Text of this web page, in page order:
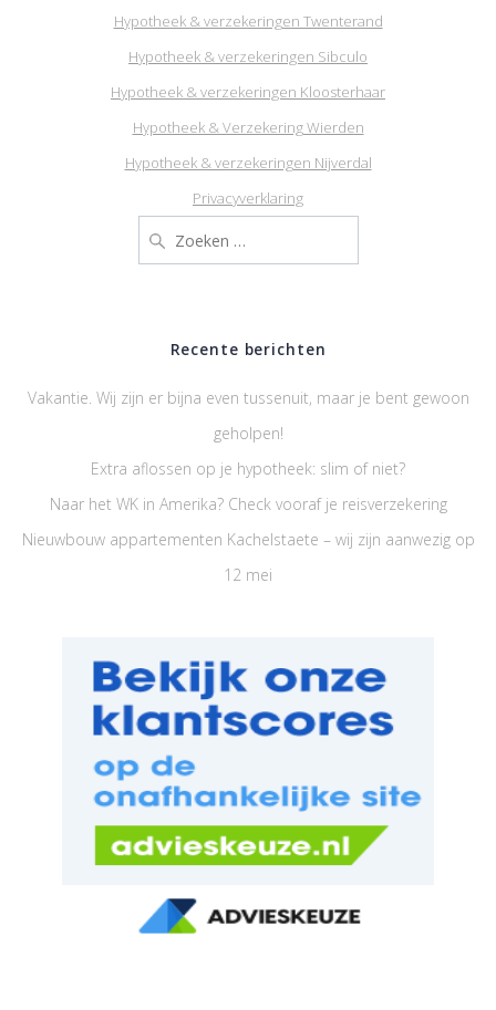
Hypotheek & verzekeringen Twenterand
Hypotheek & verzekeringen Sibculo
Hypotheek & verzekeringen Kloosterhaar
Hypotheek & Verzekering Wierden
Hypotheek & verzekeringen Nijverdal
Privacyverklaring
naar:
Recente berichten
Vakantie. Wij zijn er bijna even tussenuit, maar je bent gewoon
geholpen!
Extra aflossen op je hypotheek: slim of niet?
Naar het WK in Amerika? Check vooraf je reisverzekering
Nieuwbouw appartementen Kachelstaete – wij zijn aanwezig op
12 mei